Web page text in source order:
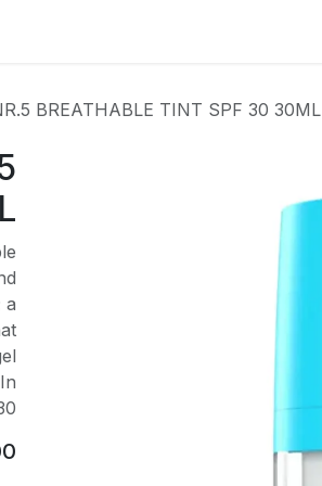
BREATHABLE TINT SPF 30 30ML
a